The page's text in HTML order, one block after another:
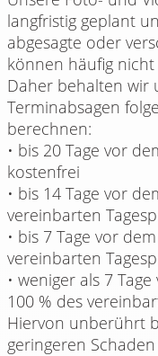
langfristig geplant
abgesagte oder
können häufig
Daher behalten wir
Terminabsagen
berechnen:
• bis 20 Tage vor
kostenfrei
• bis 14 Tage vor
vereinbarten
• bis 7 Tage vor
vereinbarten
• weniger als 7
100 % des
Hiervon unberührt
geringeren